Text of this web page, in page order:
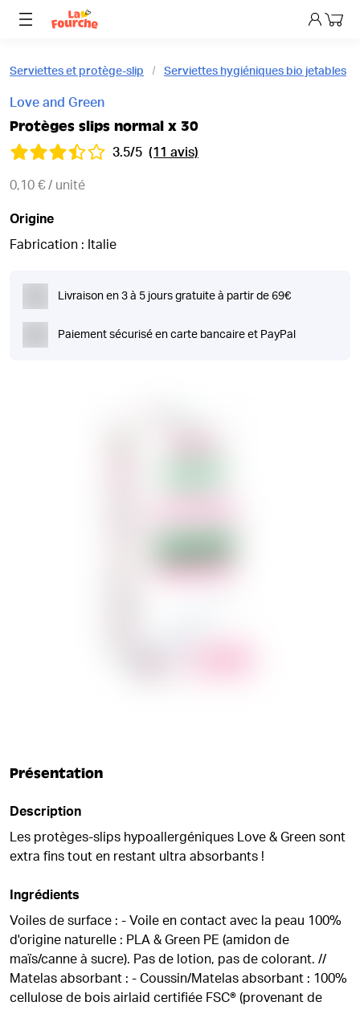
Mon
Serviettes et protège-slip Serviettes hygiéniques bio jetables
Love and Green
Protèges slips normal x 30
3.5/5 (11 avis)
0,10 € / unité
Origine
Fabrication : Italie
Livraison en 3 à 5 jours gratuite à partir de 69€
Paiement sécurisé en carte bancaire et PayPal
Présentation
Description
Les protèges-slips hypoallergéniques Love & Green sont
extra fins tout en restant ultra absorbants !
Ingrédients
Voiles de surface : - Voile en contact avec la peau 100%
d'origine naturelle : PLA & Green PE (amidon de
maïs/canne à sucre). Pas de lotion, pas de colorant. //
Matelas absorbant : - Coussin/Matelas absorbant : 100%
cellulose de bois airlaid certifiée FSC® (provenant de